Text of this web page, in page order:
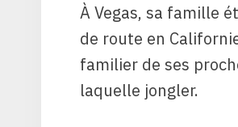
À Vegas, sa famille
de route en
familier de ses
laquelle jongler.